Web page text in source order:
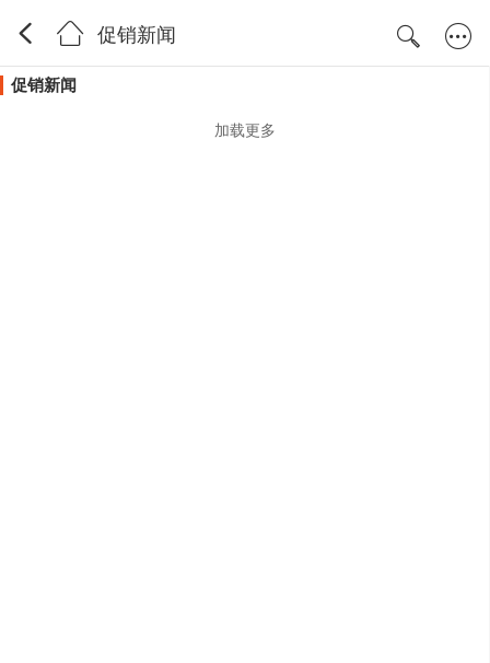
促销新闻
促销新闻
加载更多